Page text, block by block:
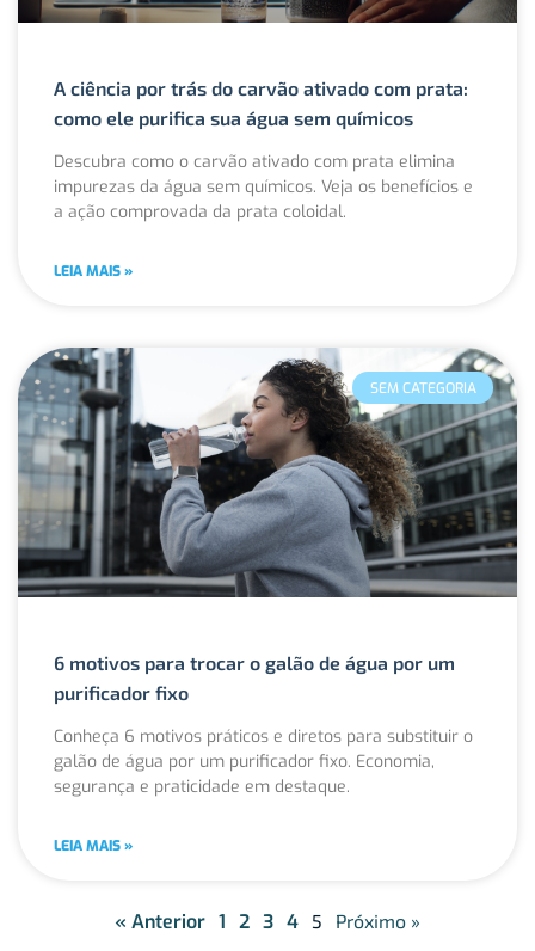
A ciência por trás do carvão ativado com prata:
como ele purifica sua água sem químicos
Descubra como o carvão ativado com prata elimina
impurezas da água sem químicos. Veja os benefícios e
a ação comprovada da prata coloidal.
LEIA MAIS »
SEM CATEGORIA
6 motivos para trocar o galão de água por um
purificador fixo
Conheça 6 motivos práticos e diretos para substituir o
galão de água por um purificador fixo. Economia,
segurança e praticidade em destaque.
LEIA MAIS »
« Anterior 1 2 3 4 5 Próximo »